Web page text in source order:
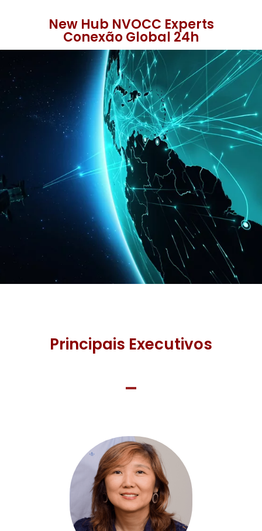
New Hub NVOCC Experts
Conexão Global 24h
Principais Executivos